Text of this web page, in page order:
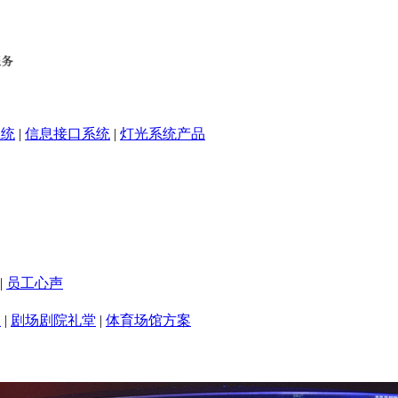
| 信息接口系统 | 灯光系统产品
| 员工心声
| 剧场剧院礼堂 | 体育场馆方案